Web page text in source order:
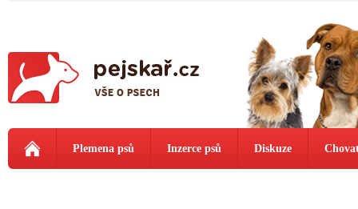
Plemena psů Inzerce psů Diskuze